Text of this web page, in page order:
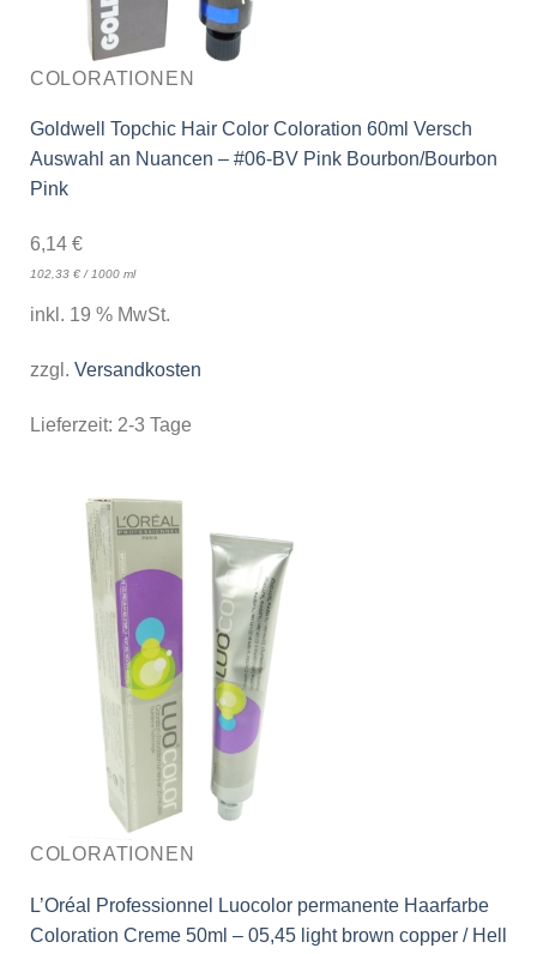
COLORATIONEN
Goldwell Topchic Hair Color Coloration 60ml Versch
Auswahl an Nuancen – #06-BV Pink Bourbon/Bourbon
Pink
6,14 €
102,33 €/ 1000 ml
inkl. 19 % MwSt.
zzgl. Versandkosten
Lieferzeit: 2-3 Tage
COLORATIONEN
L’Oréal Professionnel Luocolor permanente Haarfarbe
Coloration Creme 50ml – 05,45 light brown copper / Hell